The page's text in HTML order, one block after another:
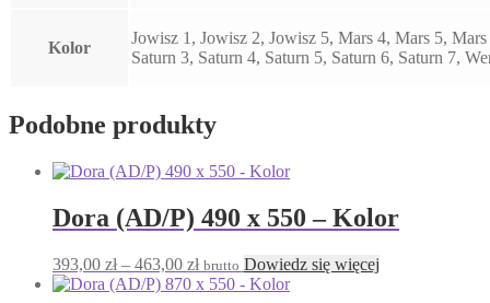
Kolor
Jowisz 1, Jowisz 2, Jowisz 5, Mars 4, Mars 5,
Saturn 3, Saturn 4, Saturn 5, Saturn 6, Saturn 7,
Podobne produkty
Dora (AD/P) 490 x 550 – Kolor
393,00 zł – 463,00 złZakres
cen:
brutto Dowiedz się więcej